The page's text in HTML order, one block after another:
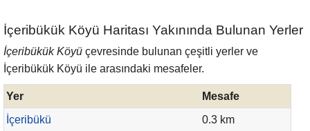
İçeribükük Köyü Haritası Yakınında Bulunan Yerler
İçeribükük Köyü çevresinde bulunan çeşitli yerler ve
İçeribükük Köyü ile arasındaki mesafeler.
Yer
Mesafe
İçeribükü
0.3 km